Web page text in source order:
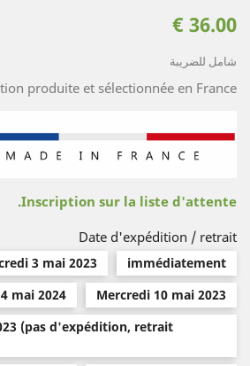
36.00 €
شامل للضريبة
produite et sélectionnée en France
Inscription sur la liste d'attente.
Date d'expédition / retrait
immédiatement
3 mai 2023
Mercredi 10 mai 2023
mai 2024
(pas d'expédition, retrait